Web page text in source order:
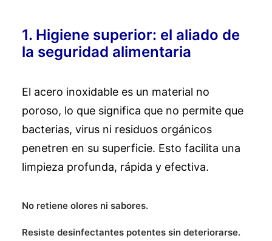
1. Higiene superior: el aliado de
la seguridad alimentaria
El acero inoxidable es un material no
poroso, lo que significa que no permite que
bacterias, virus ni residuos orgánicos
penetren en su superficie. Esto facilita una
limpieza profunda, rápida y efectiva.
No retiene olores ni sabores.
Resiste desinfectantes potentes sin deteriorarse.